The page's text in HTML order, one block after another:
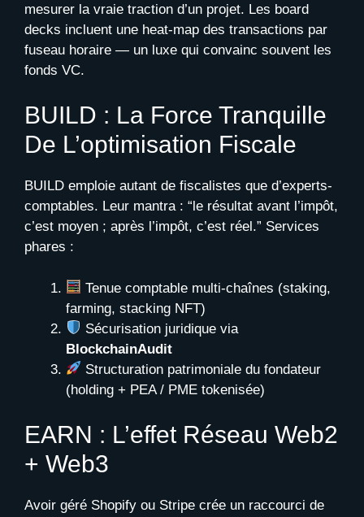
mesurer la vraie traction d’un projet. Les board
decks incluent une heat-map des transactions par
fuseau horaire — un luxe qui convainc souvent les
fonds VC.
BUILD : La Force Tranquille
De L’optimisation Fiscale
BUILD emploie autant de fiscalistes que d’experts-
comptables. Leur mantra : “le résultat avant l’impôt,
c’est moyen ; après l’impôt, c’est réel.” Services
phares :
Tenue comptable multi-chaînes (staking,
farming, stacking NFT)
Sécurisation juridique via
BlockchainAudit
Structuration patrimoniale du fondateur
(holding + PEA / PME tokenisée)
EARN : L’effet Réseau Web2
+ Web3
Avoir géré Shopify ou Stripe crée un raccourci de